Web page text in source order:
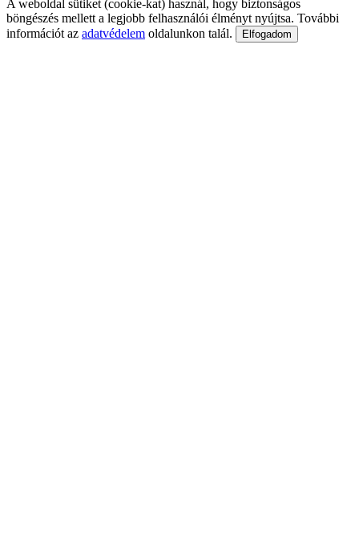
A weboldal sütiket (cookie-kat) használ, hogy biztonságos
böngészés mellett a legjobb felhasználói élményt nyújtsa. További
információt az adatvédelem oldalunkon talál. Elfogadom